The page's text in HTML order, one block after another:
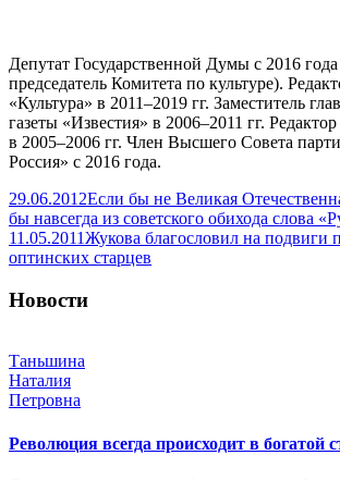
Депутат Государственной Думы с 2016 года
председатель Комитета по культуре).
«Культура» в 2011–2019 гг. Заместитель
газеты «Известия» в 2006–2011 гг.
в 2005–2006 гг. Член Высшего Совета
Россия» с 2016 года.
29.06.2012Если бы не Великая
бы навсегда из советского обихода слова
11.05.2011Жукова благословил на подвиги
оптинских старцев
Новости
Таньшина
Наталия
Петровна
Революция всегда происходит в богатой